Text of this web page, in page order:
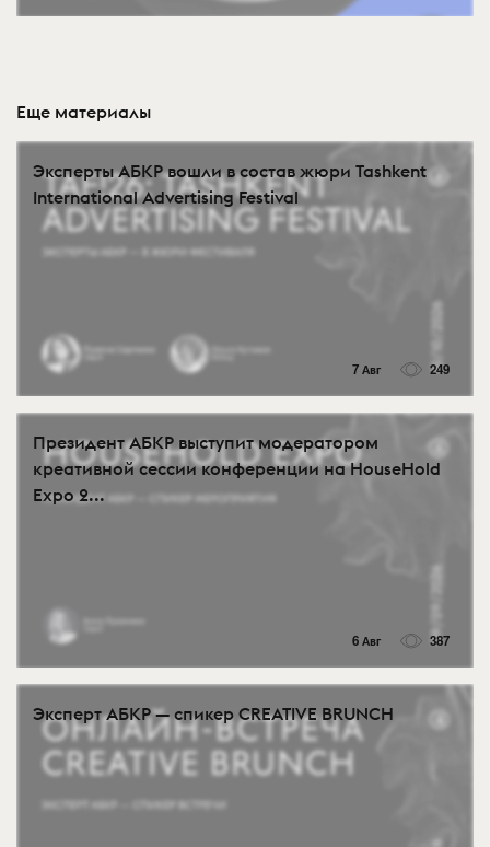
Еще материалы
Эксперты АБКР вошли в состав жюри Tashkent
International Advertising Festival
7 Авг 249
Президент АБКР выступит модератором
креативной сессии конференции на HouseHold
Expo 2...
6 Авг 387
Эксперт АБКР — спикер CREATIVE BRUNCH